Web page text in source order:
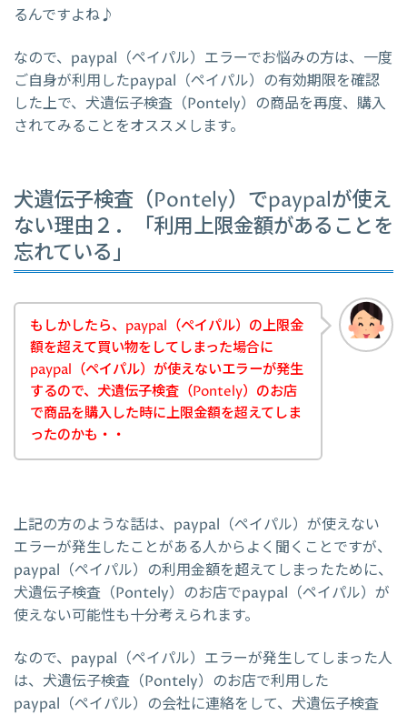
るんですよね♪
なので、paypal（ペイパル）エラーでお悩みの方は、一度
ご自身が利用したpaypal（ペイパル）の有効期限を確認
した上で、犬遺伝子検査（Pontely）の商品を再度、購入
されてみることをオススメします。
犬遺伝子検査（Pontely）でpaypalが使え
ない理由２．「利用上限金額があることを
忘れている」
もしかしたら、paypal（ペイパル）の上限金
額を超えて買い物をしてしまった場合に
paypal（ペイパル）が使えないエラーが発生
するので、犬遺伝子検査（Pontely）のお店
で商品を購入した時に上限金額を超えてしま
ったのかも・・
上記の方のような話は、paypal（ペイパル）が使えない
エラーが発生したことがある人からよく聞くことですが、
paypal（ペイパル）の利用金額を超えてしまったために、
犬遺伝子検査（Pontely）のお店でpaypal（ペイパル）が
使えない可能性も十分考えられます。
なので、paypal（ペイパル）エラーが発生してしまった人
は、犬遺伝子検査（Pontely）のお店で利用した
paypal（ペイパル）の会社に連絡をして、犬遺伝子検査